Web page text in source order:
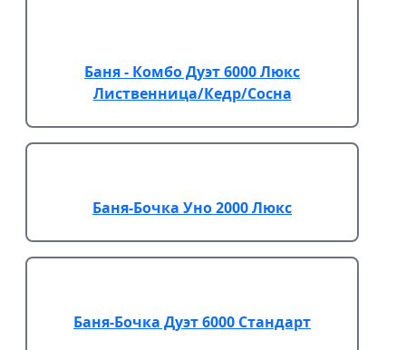
Баня - Комбо Дуэт 6000 Люкс
Лиственница/Кедр/Сосна
Баня-Бочка Уно 2000 Люкс
Баня-Бочка Дуэт 6000 Стандарт